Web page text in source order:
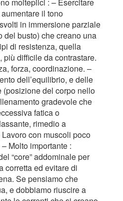
molteplici : – Esercitare
il tono
in immersione parziale
del busto) che creano una
di resistenza, quella
più difficile da contrastare.
forza, coordinazione. –
dell’equilibrio, e delle
(posizione del corpo nello
gradevole che
fatica o
rimedio a
con muscoli poco
Molto importante :
“core” addominale per
corretta ed evitare di
Se pensiamo che
e dobbiamo riuscire a